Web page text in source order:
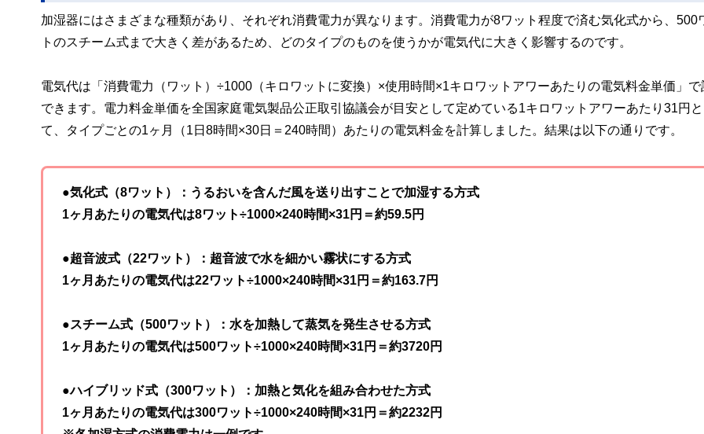
加湿器にはさまざまな種類があり、それぞれ消費電力が異なります。消費電力が8ワット程度で済む気化式から、500
トのスチーム式まで大きく差があるため、どのタイプのものを使うかが電気代に大きく影響するのです。
電気代は「消費電力（ワット）÷1000（キロワットに変換）×使用時間×1キロワットアワーあたりの電気料金単価」で
できます。電力料金単価を全国家庭電気製品公正取引協議会が目安として定めている1キロワットアワーあたり31円
て、タイプごとの1ヶ月（1日8時間×30日＝240時間）あたりの電気料金を計算しました。結果は以下の通りです。
●気化式（8ワット）：うるおいを含んだ風を送り出すことで加湿する方式
1ヶ月あたりの電気代は8ワット÷1000×240時間×31円＝約59.5円
●超音波式（22ワット）：超音波で水を細かい霧状にする方式
1ヶ月あたりの電気代は22ワット÷1000×240時間×31円＝約163.7円
●スチーム式（500ワット）：水を加熱して蒸気を発生させる方式
1ヶ月あたりの電気代は500ワット÷1000×240時間×31円＝約3720円
●ハイブリッド式（300ワット）：加熱と気化を組み合わせた方式
1ヶ月あたりの電気代は300ワット÷1000×240時間×31円＝約2232円